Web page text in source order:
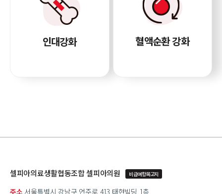
인대강화 혈액순환 강화
셀피아의료생활협동조합 셀피아의원 비급여항목고지
주소 서울특별시 강남구 언주로 413 태현빌딩 1층